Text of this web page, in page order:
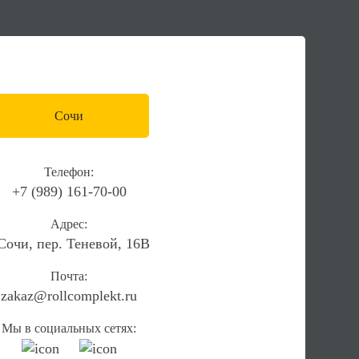
Сочи
Телефон:
+7 (989) 161-70-00
Адрес:
пер. Теневой, 16В
Почта:
zakaz@rollcomplekt.ru
Мы в социальных сетях: